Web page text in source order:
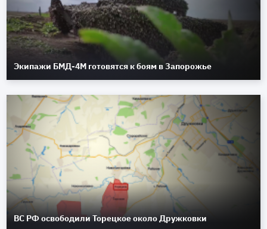
Экипажи БМД-4М готовятся к боям в Запорожье
ВС РФ освободили Торецкое около Дружковки